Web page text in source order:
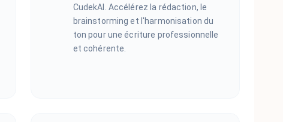
CudekAI. Accélérez la rédaction, le
brainstorming et l'harmonisation du
ton pour une écriture professionnelle
et cohérente.